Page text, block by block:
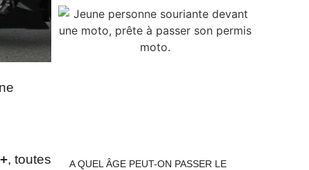
, toutes
A QUEL ÂGE PEUT-ON PASSER LE